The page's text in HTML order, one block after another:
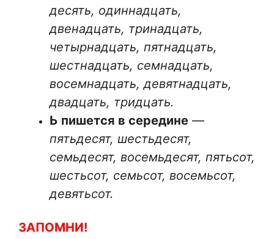
десять, одиннадцать,
двенадцать, тринадцать,
четырнадцать, пятнадцать,
шестнадцать, семнадцать,
восемнадцать, девятнадцать,
двадцать, тридцать.
Ь пишется в середине —
пятьдесят, шестьдесят,
семьдесят, восемьдесят, пятьсот,
шестьсот, семьсот, восемьсот,
девятьсот.
ЗАПОМНИ!